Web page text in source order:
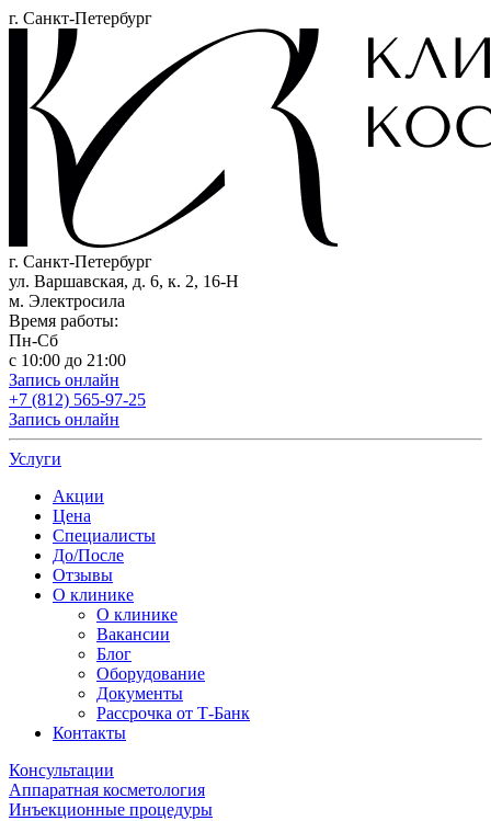
г. Санкт-Петербург
г. Санкт-Петербург
ул. Варшавская, д. 6, к. 2, 16-Н
м. Электросила
Время работы:
Пн-Сб
с 10:00 до 21:00
Запись онлайн
+7 (812) 565-97-25
Запись онлайн
Услуги
Акции
Цена
Специалисты
До/После
Отзывы
О клинике
О клинике
Вакансии
Блог
Оборудование
Документы
Рассрочка от Т-Банк
Контакты
Консультации
Аппаратная косметология
Инъекционные процедуры